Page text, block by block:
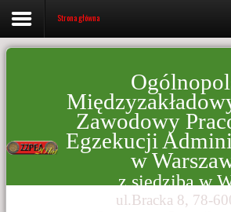
Strona główna
Zawodowy
Egzekucji
w
z siedzibą w
ul.Bracka 8, 78-